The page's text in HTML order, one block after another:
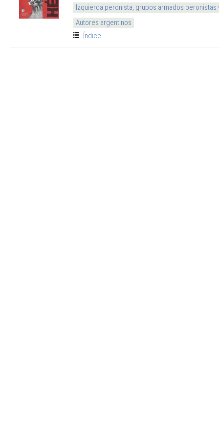
Izquierda peronista, grupos armados
Autores argentinos
Índice